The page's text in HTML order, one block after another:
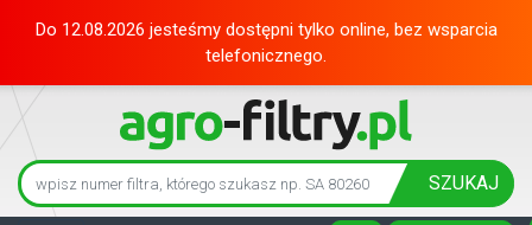
Do 12.08.2026 jesteśmy dostępni tylko online, bez wsparcia
telefonicznego.
SZUKAJ